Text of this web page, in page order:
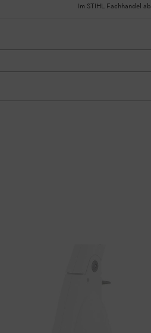
Im STIHL Fachhandel ab